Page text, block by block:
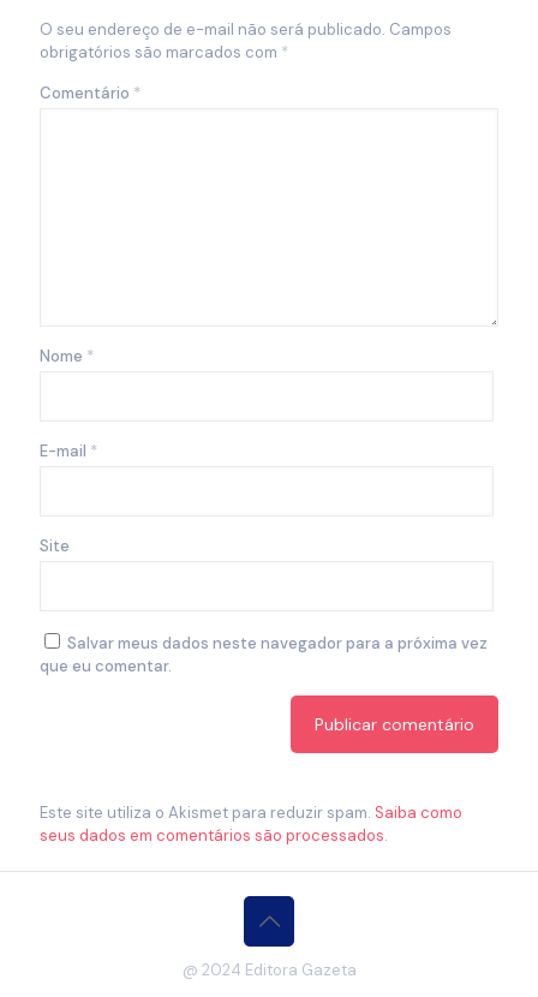
O seu endereço de e-mail não será publicado. Campos
obrigatórios são marcados com *
Comentário *
Nome *
E-mail *
Site
Salvar meus dados neste navegador para a próxima vez
que eu comentar.
Este site utiliza o Akismet para reduzir spam. Saiba como
seus dados em comentários são processados.
@ 2024 Editora Gazeta